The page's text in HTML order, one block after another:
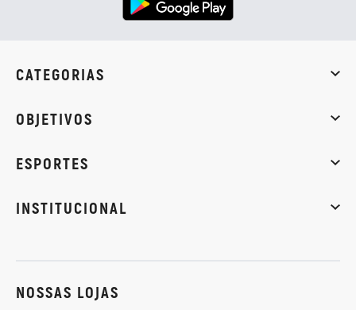
CATEGORIAS
OBJETIVOS
ESPORTES
INSTITUCIONAL
NOSSAS LOJAS